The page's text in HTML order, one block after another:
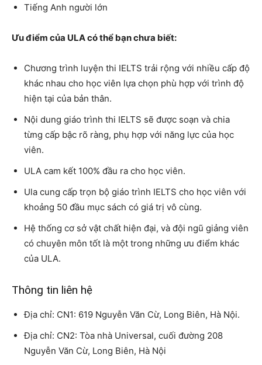
Tiếng Anh người lớn
Ưu điểm của ULA có thể bạn chưa biết:
Chương trình luyện thi IELTS trải rộng với nhiều cấp độ
khác nhau cho học viên lựa chọn phù hợp với trình độ
hiện tại của bản thân.
Nội dung giáo trình thi IELTS sẽ được soạn và chia
từng cấp bậc rõ ràng, phụ hợp với năng lực của học
viên.
ULA cam kết 100% đầu ra cho học viên.
Ula cung cấp trọn bộ giáo trình IELTS cho học viên với
khoảng 50 đầu mục sách có giá trị vô cùng.
Hệ thống cơ sở vật chất hiện đại, và đội ngũ giảng viên
có chuyên môn tốt là một trong những ưu điểm khác
của ULA.
Thông tin liên hệ
Địa chỉ: CN1: 619 Nguyễn Văn Cừ, Long Biên, Hà Nội.
Địa chỉ: CN2: Tòa nhà Universal, cuối đường 208
Nguyễn Văn Cừ, Long Biên, Hà Nội